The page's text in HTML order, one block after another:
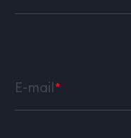
E-mail